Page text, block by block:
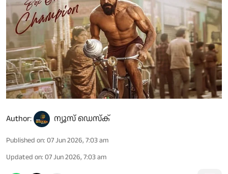
Author: ന്യൂസ് ഡെസ്ക്
Published on: 07 Jun 2026, 7:03 am
Updated on: 07 Jun 2026, 7:03 am